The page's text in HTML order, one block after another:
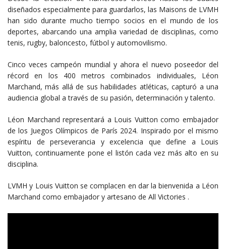
diseñados especialmente para guardarlos, las Maisons de LVMH
han sido durante mucho tiempo socios en el mundo de los
deportes, abarcando una amplia variedad de disciplinas, como
tenis, rugby, baloncesto, fútbol y automovilismo.
Cinco veces campeón mundial y ahora el nuevo poseedor del
récord en los 400 metros combinados individuales, Léon
Marchand, más allá de sus habilidades atléticas, capturó a una
audiencia global a través de su pasión, determinación y talento.
Léon Marchand representará a Louis Vuitton como embajador
de los Juegos Olímpicos de París 2024. Inspirado por el mismo
espíritu de perseverancia y excelencia que define a Louis
Vuitton, continuamente pone el listón cada vez más alto en su
disciplina.
LVMH y Louis Vuitton se complacen en dar la bienvenida a Léon
Marchand como embajador y artesano de All Victories .